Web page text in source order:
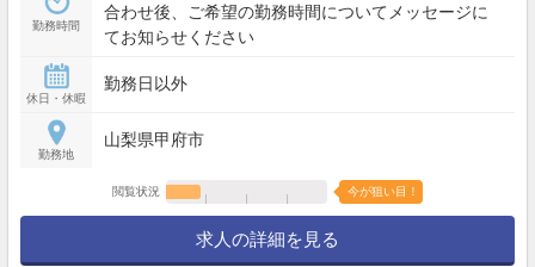
勤務時間
合わせ後、ご希望の勤務時間についてメッセージに
てお知らせください
休日・休暇
勤務日以外
勤務地
山梨県甲府市
閲覧状況 今が狙い目！
求人の詳細を見る